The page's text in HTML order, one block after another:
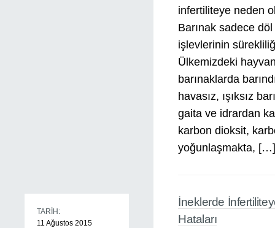
infertiliteye neden
Barınak sadece
işlevlerinin
Ülkemizdeki
barınaklarda
havasız, ışıksız
gaita ve idrardan
karbon dioksit,
yoğunlaşmakta, […]
TARİH:
11 Ağustos 2015
İneklerde
Hataları